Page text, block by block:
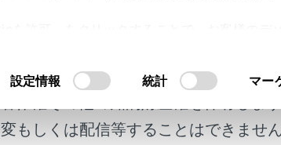
い。
設定情報 統計 マー
はお客様の年式に合致しない場合が
もしくは配信等することはできません